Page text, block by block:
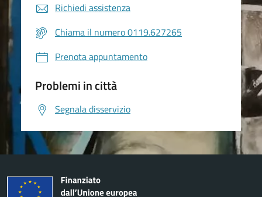
Richiedi assistenza
Chiama il numero 0119.627265
Prenota appuntamento
Problemi in città
Segnala disservizio